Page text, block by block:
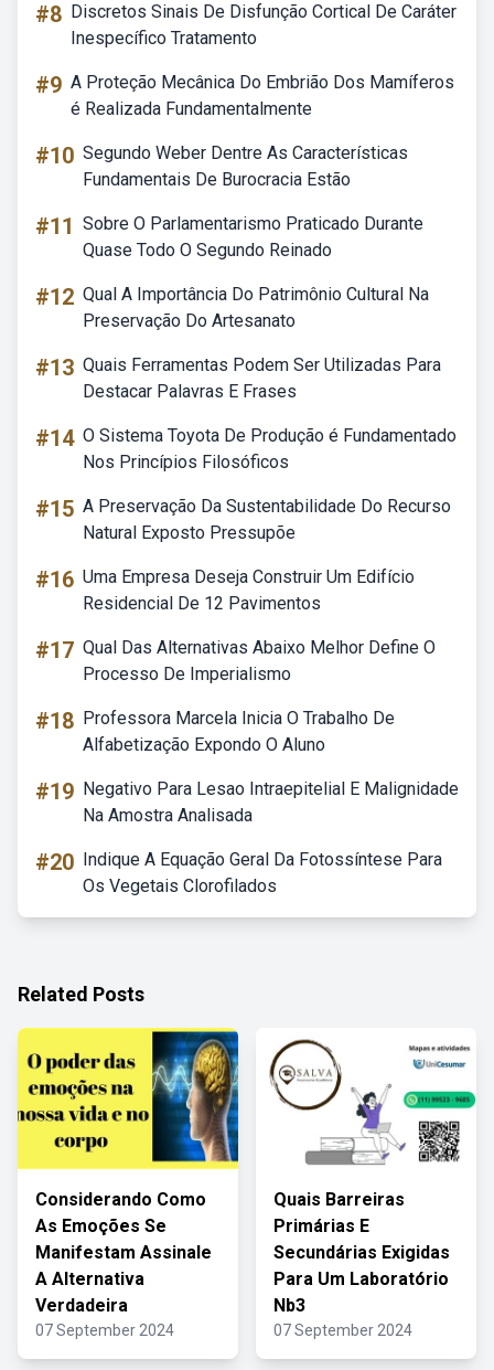
#8 Discretos Sinais De Disfunção Cortical De Caráter
Inespecífico Tratamento
#9 A Proteção Mecânica Do Embrião Dos Mamíferos
é Realizada Fundamentalmente
#10 Segundo Weber Dentre As Características
Fundamentais De Burocracia Estão
#11 Sobre O Parlamentarismo Praticado Durante
Quase Todo O Segundo Reinado
#12 Qual A Importância Do Patrimônio Cultural Na
Preservação Do Artesanato
#13 Quais Ferramentas Podem Ser Utilizadas Para
Destacar Palavras E Frases
#14 O Sistema Toyota De Produção é Fundamentado
Nos Princípios Filosóficos
#15 A Preservação Da Sustentabilidade Do Recurso
Natural Exposto Pressupõe
#16 Uma Empresa Deseja Construir Um Edifício
Residencial De 12 Pavimentos
#17 Qual Das Alternativas Abaixo Melhor Define O
Processo De Imperialismo
#18 Professora Marcela Inicia O Trabalho De
Alfabetização Expondo O Aluno
#19 Negativo Para Lesao Intraepitelial E Malignidade
Na Amostra Analisada
#20 Indique A Equação Geral Da Fotossíntese Para
Os Vegetais Clorofilados
Related Posts
Considerando Como
As Emoções Se
Manifestam Assinale
A Alternativa
Verdadeira
07 September 2024
Quais Barreiras
Primárias E
Secundárias Exigidas
Para Um Laboratório
Nb3
07 September 2024